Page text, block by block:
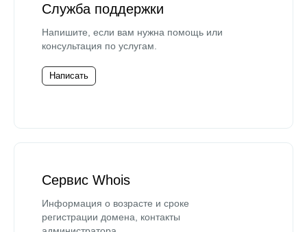
Служба поддержки
Напишите, если вам нужна помощь или
консультация по услугам.
Написать
Сервис Whois
Информация о возрасте и сроке
регистрации домена, контакты